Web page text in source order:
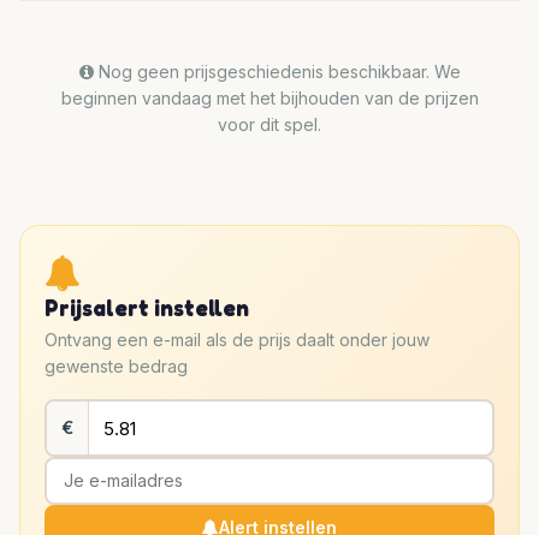
Nog geen prijsgeschiedenis beschikbaar. We
beginnen vandaag met het bijhouden van de prijzen
voor dit spel.
Prijsalert instellen
Ontvang een e-mail als de prijs daalt onder jouw
gewenste bedrag
€
Alert instellen